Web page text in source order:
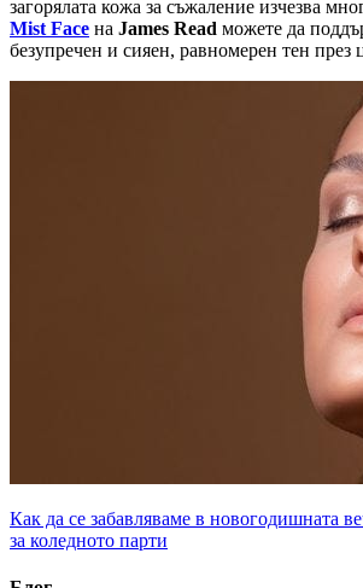
загорялата кожа за съжаление изчезва
Mist Face на James Read можете да
безупречен и сияен, равномерен тен през
Как да се забавляваме в новогодишната
за коледното парти